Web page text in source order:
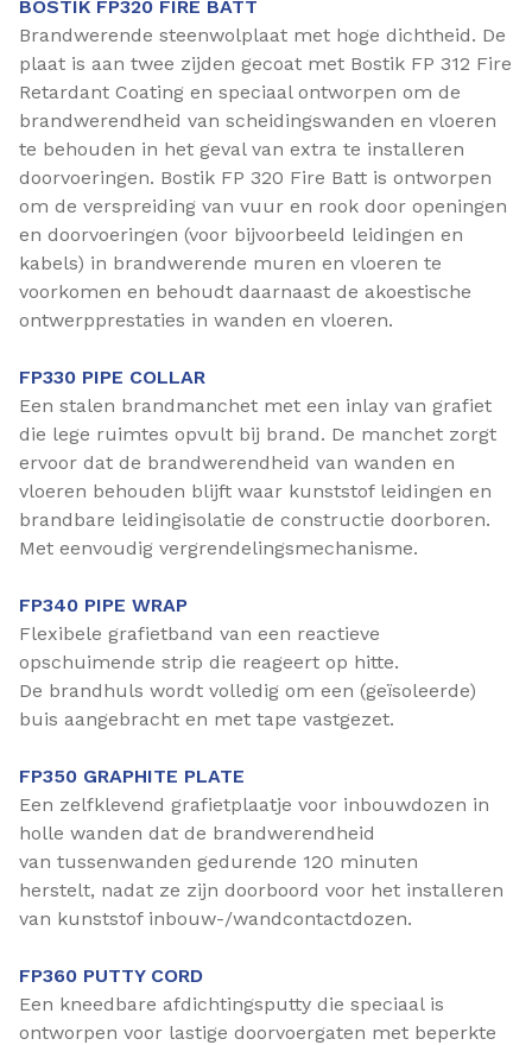
BOSTIK FP320 FIRE BATT
Brandwerende steenwolplaat met hoge dichtheid. De
plaat is aan twee zijden gecoat met Bostik FP 312 Fire
Retardant Coating en speciaal ontworpen om de
brandwerendheid van scheidingswanden en vloeren
te behouden in het geval van extra te installeren
doorvoeringen. Bostik FP 320 Fire Batt is ontworpen
om de verspreiding van vuur en rook door openingen
en doorvoeringen (voor bijvoorbeeld leidingen en
kabels) in brandwerende muren en vloeren te
voorkomen en behoudt daarnaast de akoestische
ontwerpprestaties in wanden en vloeren.
FP330 PIPE COLLAR
Een stalen brandmanchet met een inlay van grafiet
die lege ruimtes opvult bij brand. De manchet zorgt
ervoor dat de brandwerendheid van wanden en
vloeren behouden blijft waar kunststof leidingen en
brandbare leidingisolatie de constructie doorboren.
Met eenvoudig vergrendelingsmechanisme.
FP340 PIPE WRAP
Flexibele grafietband van een reactieve
opschuimende strip die reageert op hitte.
De brandhuls wordt volledig om een (geïsoleerde)
buis aangebracht en met tape vastgezet.
FP350 GRAPHITE PLATE
Een zelfklevend grafietplaatje voor inbouwdozen in
holle wanden dat de brandwerendheid
van tussenwanden gedurende 120 minuten
herstelt, nadat ze zijn doorboord voor het installeren
van kunststof inbouw-/wandcontactdozen.
FP360 PUTTY CORD
Een kneedbare afdichtingsputty die speciaal is
ontworpen voor lastige doorvoergaten met beperkte